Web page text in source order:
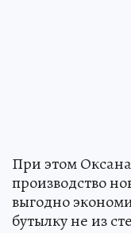
При этом
производство
выгодно
бутылку не из